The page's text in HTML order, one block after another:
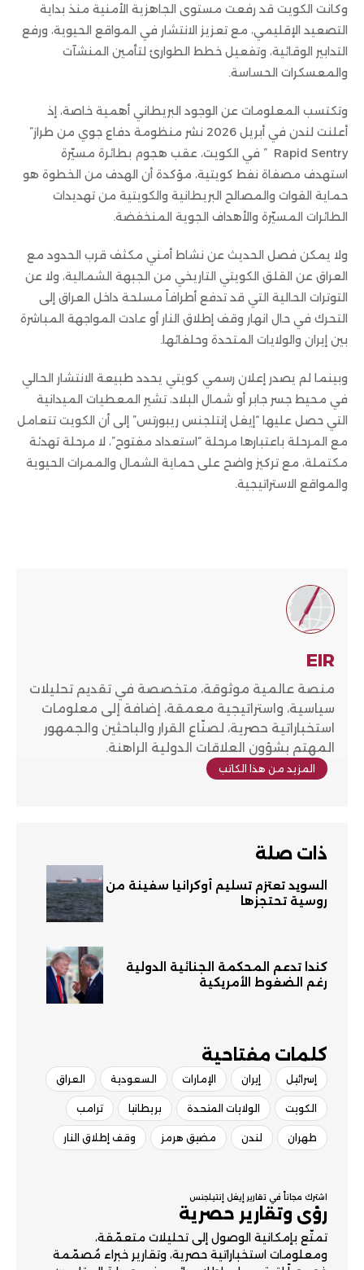
وكانت الكويت قد رفعت مستوى الجاهزية الأمنية منذ بداية
التصعيد الإقليمي، مع تعزيز الانتشار في المواقع الحيوية، ورفع
التدابير الوقائية، وتفعيل خطط الطوارئ لتأمين المنشآت
والمعسكرات الحساسة.
وتكتسب المعلومات عن الوجود البريطاني أهمية خاصة، إذ
أعلنت لندن في أبريل 2026 نشر منظومة دفاع جوي من طراز”
Rapid Sentry ” في الكويت، عقب هجوم بطائرة مسيّرة
استهدف مصفاة نفط كويتية، مؤكدة أن الهدف من الخطوة هو
حماية القوات والمصالح البريطانية والكويتية من تهديدات
الطائرات المسيّرة والأهداف الجوية المنخفضة.
ولا يمكن فصل الحديث عن نشاط أمني مكثف قرب الحدود مع
العراق عن القلق الكويتي التاريخي من الجبهة الشمالية، ولا عن
التوترات الحالية التي قد تدفع أطرافاً مسلحة داخل العراق إلى
التحرك في حال انهار وقف إطلاق النار أو عادت المواجهة المباشرة
بين إيران والولايات المتحدة وحلفائها.
وبينما لم يصدر إعلان رسمي كويتي يحدد طبيعة الانتشار الحالي
في محيط جسر جابر أو شمال البلاد، تشير المعطيات الميدانية
التي حصل عليها “إيغل إنتلجنس ريبورتس” إلى أن الكويت تتعامل
مع المرحلة باعتبارها مرحلة “استعداد مفتوح”، لا مرحلة تهدئة
مكتملة، مع تركيز واضح على حماية الشمال والممرات الحيوية
والمواقع الاستراتيجية.
EIR
منصة عالمية موثوقة، متخصصة في تقديم تحليلات
سياسية، واستراتيجية معمقة، إضافة إلى معلومات
استخباراتية حصرية، لصنّاع القرار والباحثين والجمهور
المهتم بشؤون العلاقات الدولية الراهنة.
المزيد من هذا الكاتب
ذات صلة
السويد تعتزم تسليم أوكرانيا سفينة من
روسية تحتجزها
كندا تدعم المحكمة الجنائية الدولية
رغم الضغوط الأمريكية
كلمات مفتاحية​
إسرائيل إيران الإمارات السعودية العراق
الكويت الولايات المتحدة بريطانيا ترامب
طهران لندن مضيق هرمز وقف إطلاق النار
اشترك مجاناً في تقارير إيغل إنتيلجنس
رؤى وتقارير حصرية
تمتّع بإمكانية الوصول إلى تحليلات متعمّقة،
ومعلومات استخباراتية حصرية، وتقارير خبراء مُصمّمة